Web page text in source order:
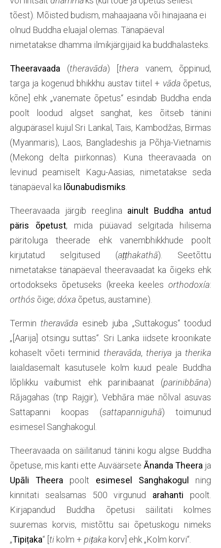
tõest). Mõisted budism, mahaajaana või hinajaana ei
olnud Buddha eluajal olemas. Tänapäeval
nimetatakse dhamma ilmikjärgijaid ka buddhalasteks.
Theeravaada (theravāda) [ thera vanem, õppinud,
targa ja kogenud bhikkhu austav tiitel + vādaõpetus,
kõne] ehk „vanemate õpetus“ esindab Buddha enda
poolt loodud algset sanghat, kes õitseb tänini
algupärasel kujul Sri Lankal, Tais, Kambodžas, Birmas
(Myanmaris), Laos, Bangladeshis ja Põhja-Vietnamis
(Mekong delta piirkonnas). Kuna theeravaada on
levinud peamiselt Kagu-Aasias, nimetatakse seda
tänapäeval ka lõunabudismiks.
Theeravaada järgib reeglina ainult Buddha antud
päris õpetust, mida püüavad selgitada hilisema
päritoluga theerade ehk vanembhikkhude poolt
kirjutatud selgitused (aṭṭhakathā). Seetõttu
nimetatakse tänapäeval theeravaadat ka õigeks ehk
ortodokseks õpetuseks (kreeka keeles orthodoxía:
orthós õige; dóxa õpetus, austamine).
Termin theravāda esineb juba „Suttakogus“ toodud
„[Aarija] otsingu suttas“. Sri Lanka iidsete kroonikate
kohaselt võeti terminid theravāda, theriyaja therika
laialdasemalt kasutusele kolm kuud peale Buddha
lõplikku vaibumist ehk parinibaanat (parinibbāna)
Rājagahas (tnp Rajgir), Vebhāra mäe nõlval asuvas
Sattapanni koopas (sattapanniguhā) toimunud
esimesel Sanghakogul.
Theeravaada on säilitanud tänini kogu algse Buddha
õpetuse, mis kanti ette Auväärsete Ānanda Theera ja
Upāli Theera poolt esimesel Sanghakogul
ning
kinnitati sealsamas 500 virgunud arahanti poolt.
Kirjapandud Buddha õpetusi säilitati kolmes
suuremas korvis, mistõttu sai õpetuskogu nimeks
„Tipiṭaka“ [ ti kolm + piṭaka korv] ehk „Kolm korvi“.